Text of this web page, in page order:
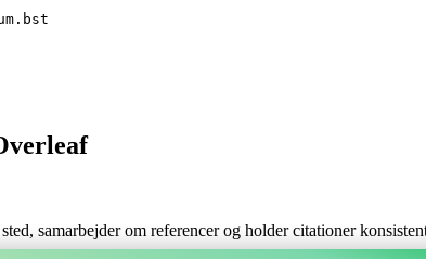
samarbejder om referencer og holder citationer